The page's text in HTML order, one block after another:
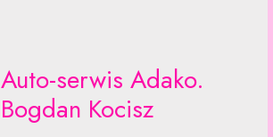
Auto-serwis Adako.
Bogdan Kocisz